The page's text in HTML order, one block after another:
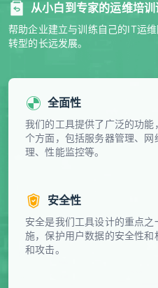
从小白到专家的运维培训
帮助企业建立与训练自己的IT运
转型的长远发展。
全面性
我们的工具提供了广泛的功
个方面，包括服务器管理、
理、性能监控等。
安全性
安全是我们工具设计的重点
施，保护用户数据的安全性
和攻击。